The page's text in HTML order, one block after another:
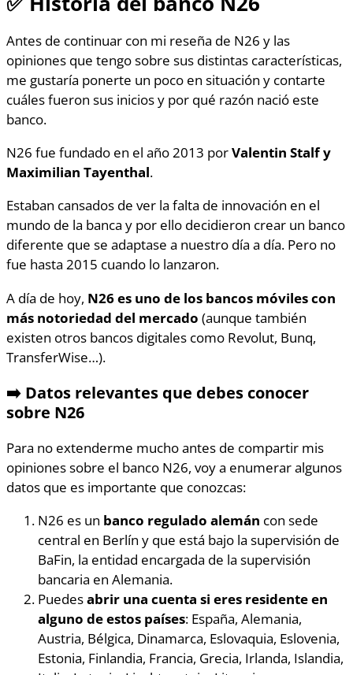
Antes de continuar con mi reseña de N26 y las
opiniones que tengo sobre sus distintas características,
me gustaría ponerte un poco en situación y contarte
cuáles fueron sus inicios y por qué razón nació este
banco.
N26 fue fundado en el año 2013 porValentin Stalf y
Maximilian Tayenthal.
Estaban cansados de ver la falta de innovación en el
mundo de la banca y por ello decidieron crear un banco
diferente que se adaptase a nuestro día a día. Pero no
fue hasta 2015 cuando lo lanzaron.
A día de hoy, N26 es uno de los bancos móviles con
más notoriedad del mercado (aunque también
existen otros bancos digitales como Revolut, Bunq,
TransferWise…).
➡️ Datos relevantes que debes conocer
sobre N26
Para no extenderme mucho antes de compartir mis
opiniones sobre el banco N26, voy a enumerar algunos
datos que es importante que conozcas:
N26 es un banco regulado alemán con sede
central en Berlín y que está bajo la supervisión de
BaFin, la entidad encargada de la supervisión
bancaria en Alemania.
Puedesabrir una cuenta si eres residente en
alguno de estos países: España, Alemania,
Austria, Bélgica, Dinamarca, Eslovaquia, Eslovenia,
Estonia, Finlandia, Francia, Grecia, Irlanda, Islandia,